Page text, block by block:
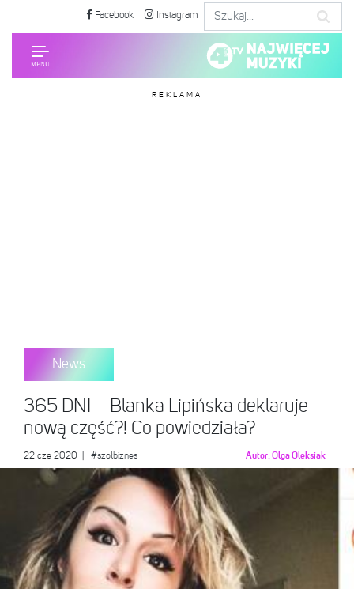
Facebook Instagram
REKLAMA
News
365 DNI – Blanka Lipińska deklaruje
nową część?! Co powiedziała?
22 cze 2020 #szołbiznes Autor:Olga Oleksiak